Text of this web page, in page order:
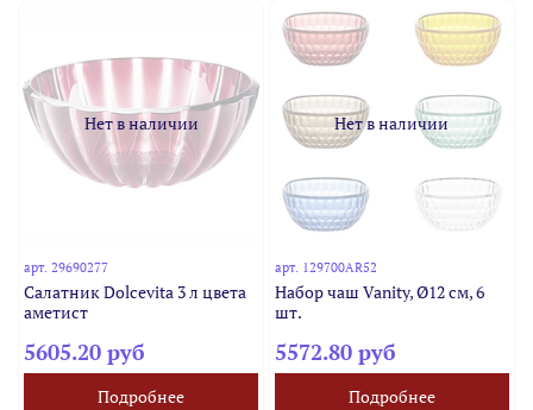
Нет в наличии
арт.29690277
Салатник Dolcevita 3 л цвета
аметист
5605.20 руб
Подробнее
Нет в наличии
арт. 129700AR52
Набор чаш Vanity, Ø12 см, 6
шт.
5572.80 руб
Подробнее